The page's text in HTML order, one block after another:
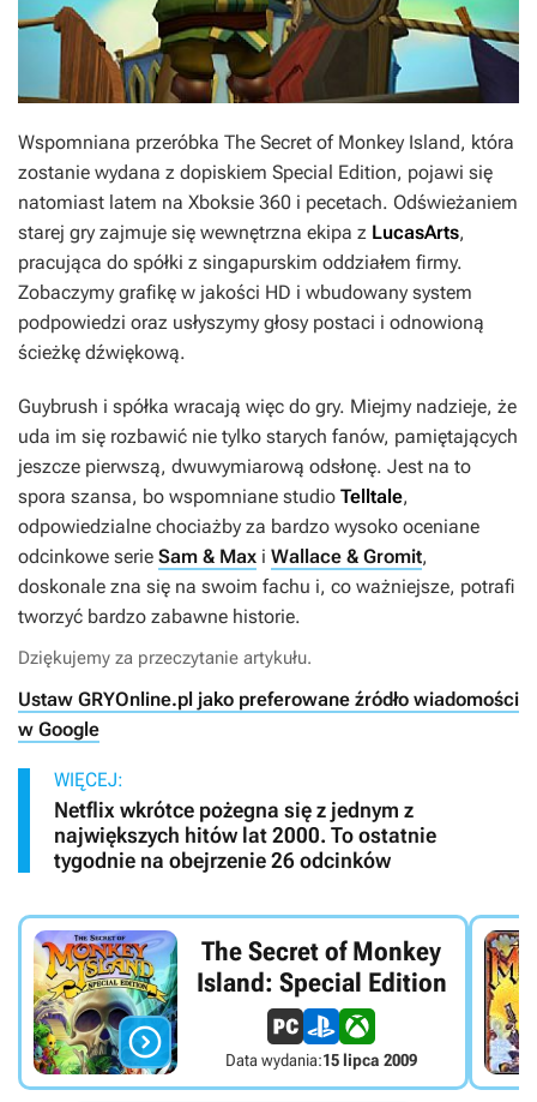
Wspomniana przeróbka The Secret of Monkey Island, która
zostanie wydana z dopiskiem Special Edition, pojawi się
natomiast latem na Xboksie 360 i pecetach. Odświeżaniem
starej gry zajmuje się wewnętrzna ekipa z LucasArts,
pracująca do spółki z singapurskim oddziałem firmy.
Zobaczymy grafikę w jakości HD i wbudowany system
podpowiedzi oraz usłyszymy głosy postaci i odnowioną
ścieżkę dźwiękową.
Guybrush i spółka wracają więc do gry. Miejmy nadzieje, że
uda im się rozbawić nie tylko starych fanów, pamiętających
jeszcze pierwszą, dwuwymiarową odsłonę. Jest na to
spora szansa, bo wspomniane studio Telltale,
odpowiedzialne chociażby za bardzo wysoko oceniane
odcinkowe serie Sam & Max i Wallace & Gromit,
doskonale zna się na swoim fachu i, co ważniejsze, potrafi
tworzyć bardzo zabawne historie.
Dziękujemy za przeczytanie artykułu.
Ustaw GRYOnline.pl jako preferowane źródło wiadomości
w Google
WIĘCEJ:
Netflix wkrótce pożegna się z jednym z
największych hitów lat 2000. To ostatnie
tygodnie na obejrzenie 26 odcinków

The Secret of Monkey
Island: Special Edition
Data wydania:15 lipca 2009